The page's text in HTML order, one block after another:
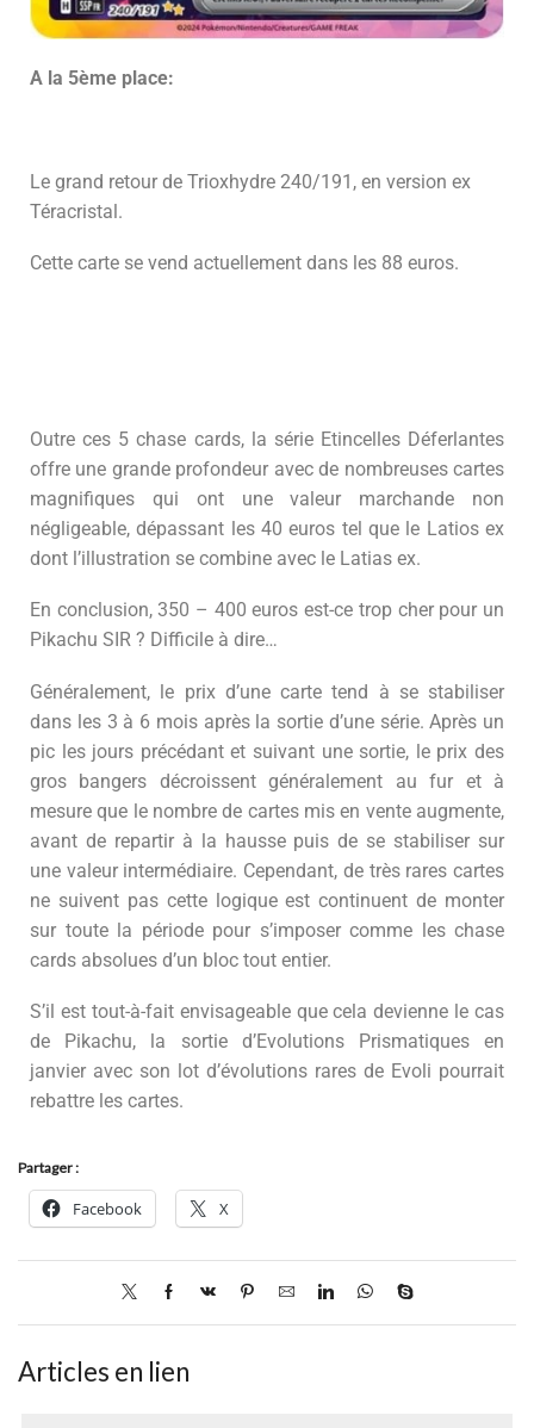
A la 5ème place:
Le grand retour de Trioxhydre 240/191, en version ex
Téracristal.
Cette carte se vend actuellement dans les 88 euros.
Outre ces 5 chase cards, la série Etincelles Déferlantes
offre une grande profondeur avec de nombreuses cartes
magnifiques qui ont une valeur marchande non
négligeable, dépassant les 40 euros tel que le Latios ex
dont l’illustration se combine avec le Latias ex.
En conclusion, 350 – 400 euros est-ce trop cher pour un
Pikachu SIR ? Difficile à dire…
Généralement, le prix d’une carte tend à se stabiliser
dans les 3 à 6 mois après la sortie d’une série. Après un
pic les jours précédant et suivant une sortie, le prix des
gros bangers décroissent généralement au fur et à
mesure que le nombre de cartes mis en vente augmente,
avant de repartir à la hausse puis de se stabiliser sur
une valeur intermédiaire. Cependant, de très rares cartes
ne suivent pas cette logique est continuent de monter
sur toute la période pour s’imposer comme les chase
cards absolues d’un bloc tout entier.
S’il est tout-à-fait envisageable que cela devienne le cas
de Pikachu, la sortie d’Evolutions Prismatiques en
janvier avec son lot d’évolutions rares de Evoli pourrait
rebattre les cartes.
Partager :
Facebook X
Articles en lien